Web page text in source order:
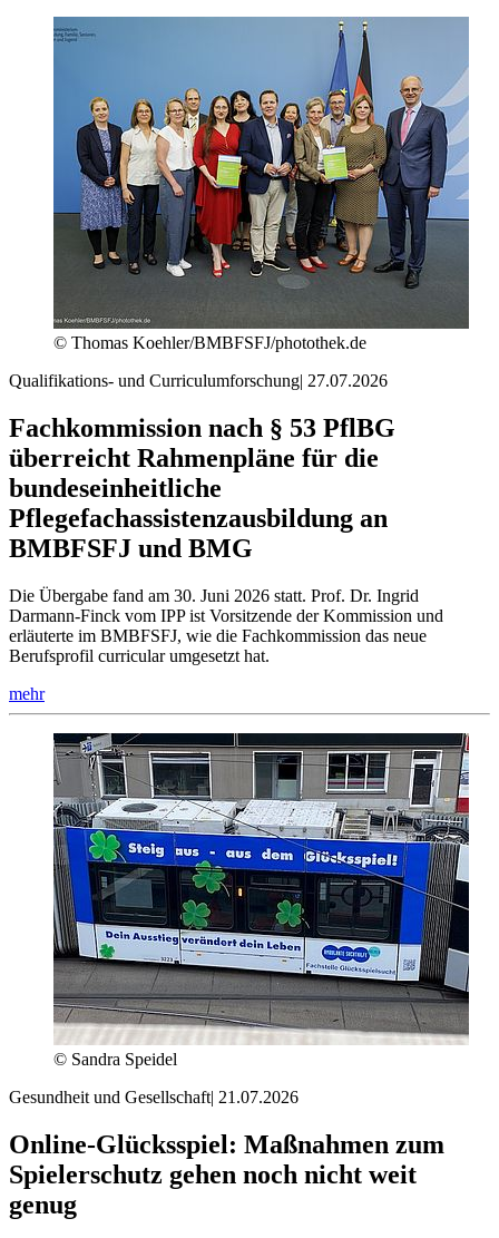
© Thomas Koehler/BMBFSFJ/photothek.de
Qualifikations- und Curriculumforschung| 27.07.2026
Fachkommission nach § 53 PflBG
überreicht Rahmenpläne für die
bundeseinheitliche
Pflegefachassistenzausbildung an
BMBFSFJ und BMG
Die Übergabe fand am 30. Juni 2026 statt. Prof. Dr. Ingrid
Darmann-Finck vom IPP ist Vorsitzende der Kommission und
erläuterte im BMBFSFJ, wie die Fachkommission das neue
Berufsprofil curricular umgesetzt hat.
mehr
© Sandra Speidel
Gesundheit und Gesellschaft| 21.07.2026
Online-Glücksspiel: Maßnahmen zum
Spielerschutz gehen noch nicht weit
genug